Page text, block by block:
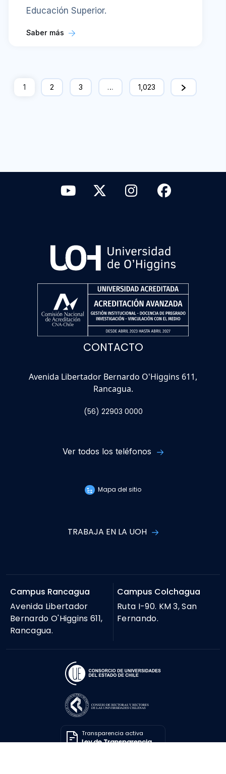
Educación Superior.
Saber más
1 2 3 … 1,023
CONTACTO
Avenida Libertador Bernardo O'Higgins 611,
Rancagua.
(56) 22903 0000
Ver todos los teléfonos
Mapa del sitio
TRABAJA EN LA UOH
Campus Rancagua
Avenida Libertador
Bernardo O'Higgins 611,
Rancagua.
Campus Colchagua
Ruta I-90. KM 3, San
Fernando.
Transparencia activa
Ley de Transparencia